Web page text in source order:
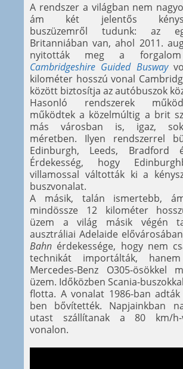
A rendszer a világban nem
ám két jelentős
buszüzemről tudunk: az
Britanniában van, ahol 2011.
nyitották meg a
Cambridgeshire Guided Busway
kilométer hosszú vonal
között biztosítja az autóbuszok
Hasonló rendszerek
működtek a közelmúltig a brit
más városban is, igaz,
méretben. Ilyen rendszerrel
Edinburgh, Leeds, Bradford
Érdekesség, hogy
villamossal váltották ki a
buszvonalat.
A másik, talán ismertebb,
mindössze 12 kilométer
üzem a világ másik végén
ausztráliai Adelaide
Bahn érdekessége, hogy nem
technikát importálták,
Mercedes-Benz O305-ösökkel
üzem. Időközben Scania-
flotta. A vonalat 1986-ban
ben bővítették. Napjainkban
utast szállítanak a 80 km/
vonalon.